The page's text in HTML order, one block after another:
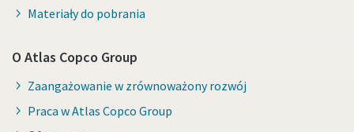
Materiały do pobrania
O Atlas Copco Group
Zaangażowanie w zrównoważony rozwój
Praca w Atlas Copco Group